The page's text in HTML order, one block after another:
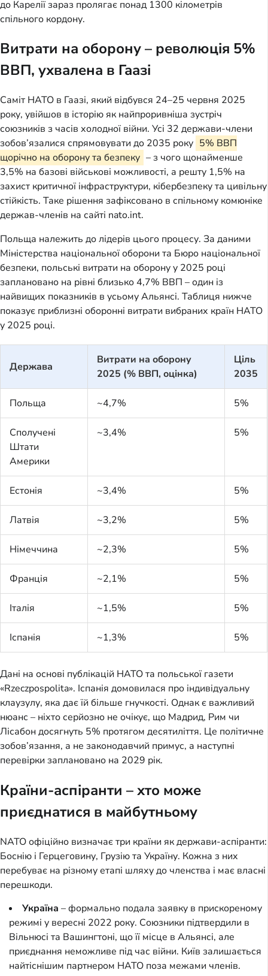
до Карелії зараз пролягає понад 1300 кілометрів
спільного кордону.
Витрати на оборону – революція 5%
ВВП, ухвалена в Гаазі
Саміт НАТО в Гаазі, який відбувся 24–25 червня 2025
року, увійшов в історію як найпроривніша зустріч
союзників з часів холодної війни. Усі 32 держави-члени
зобов’язалися спрямовувати до 2035 року 5% ВВП
щорічно на оборону та безпеку – з чого щонайменше
3,5% на базові військові можливості, а решту 1,5% на
захист критичної інфраструктури, кібербезпеку та цивільну
стійкість. Таке рішення зафіксовано в спільному комюніке
держав-членів на сайті nato.int.
Польща належить до лідерів цього процесу. За даними
Міністерства національної оборони та Бюро національної
безпеки, польські витрати на оборону у 2025 році
заплановано на рівні близько 4,7% ВВП – один із
найвищих показників в усьому Альянсі. Таблиця нижче
показує приблизні оборонні витрати вибраних країн НАТО
у 2025 році.
Держава
Витрати на оборону
2025 (% ВВП, оцінка)
Ціль
2035
Польща ~4,7% 5%
Сполучені
Штати
Америки
~3,4% 5%
Естонія ~3,4% 5%
Латвія ~3,2% 5%
Німеччина ~2,3% 5%
Франція ~2,1% 5%
Італія ~1,5% 5%
Іспанія ~1,3% 5%
Дані на основі публікацій НАТО та польської газети
«Rzeczpospolita». Іспанія домовилася про індивідуальну
клаузулу, яка дає їй більше гнучкості. Однак є важливий
нюанс – ніхто серйозно не очікує, що Мадрид, Рим чи
Лісабон досягнуть 5% протягом десятиліття. Це політичне
зобов’язання, а не законодавчий примус, а наступні
перевірки заплановано на 2029 рік.
Країни-аспіранти – хто може
приєднатися в майбутньому
NATO офіційно визначає три країни як держави-аспіранти:
Боснію і Герцеговину, Грузію та Україну. Кожна з них
перебуває на різному етапі шляху до членства і має власні
перешкоди.
Україна – формально подала заявку в прискореному
режимі у вересні 2022 року. Союзники підтвердили в
Вільнюсі та Вашингтоні, що її місце в Альянсі, але
приєднання неможливе під час війни. Київ залишається
найтіснішим партнером НАТО поза межами членів.